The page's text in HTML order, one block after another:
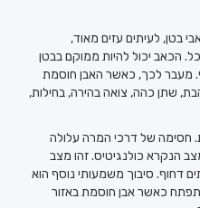
בטן, לעיתים עזים מאוד,
הכאב יכול להיות ממוקם בבטן
מעבר לכך, כאשר האבן חוסמת
שתן כהה, צואה בהירה, בחילות,
חסימה של דרכי המרה עלולה
הנקרא כולנגיטיס. זהו מצב
דחוף. סיבוך משמעותי נוסף הוא
כאשר אבן חוסמת באזור